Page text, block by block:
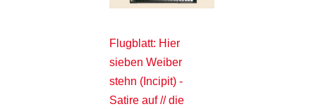
Flugblatt: Hier
sieben Weiber
stehn (Incipit) -
Satire auf // die